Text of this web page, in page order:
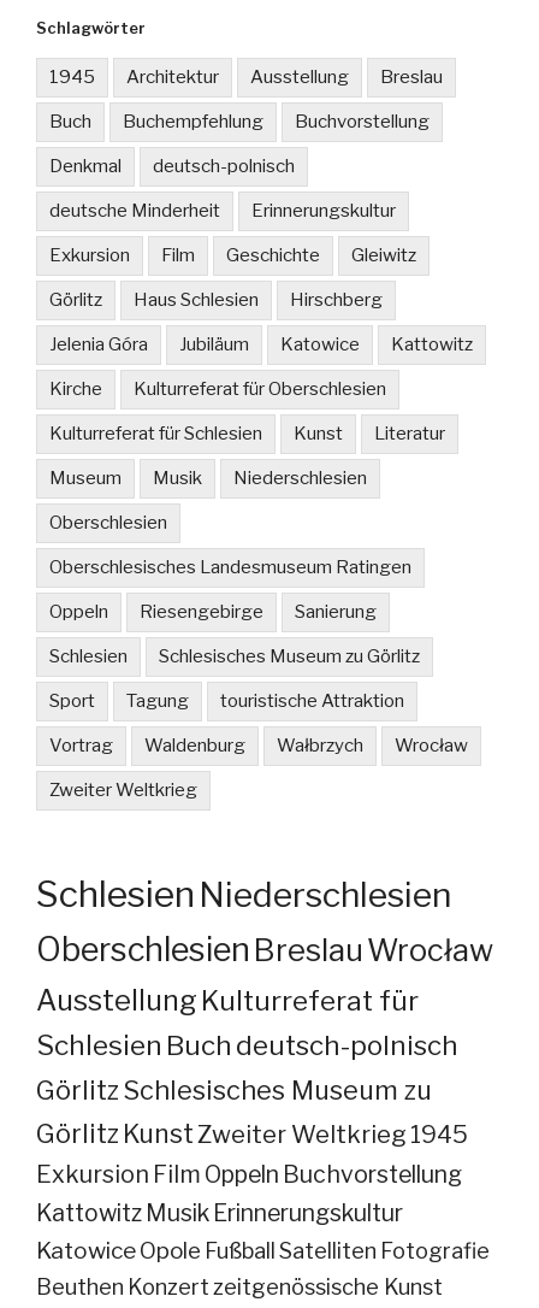
Schlagwörter
1945 Architektur Ausstellung Breslau
Buch Buchempfehlung Buchvorstellung
Denkmal deutsch-polnisch
deutsche Minderheit Erinnerungskultur
Exkursion Film Geschichte Gleiwitz
Görlitz Haus Schlesien Hirschberg
Jelenia Góra Jubiläum Katowice Kattowitz
Kirche Kulturreferat für Oberschlesien
Kulturreferat für Schlesien Kunst Literatur
Museum Musik Niederschlesien
Oberschlesien
Oberschlesisches Landesmuseum Ratingen
Oppeln Riesengebirge Sanierung
Schlesien Schlesisches Museum zu Görlitz
Sport Tagung touristische Attraktion
Vortrag Waldenburg Wałbrzych Wrocław
Zweiter Weltkrieg
Schlesien Niederschlesien
Oberschlesien Breslau Wrocław
Ausstellung Kulturreferat für
Schlesien Buch deutsch-polnisch
GörlitzSchlesisches Museum zu
Görlitz KunstZweiter Weltkrieg 1945
Exkursion Film Oppeln Buchvorstellung
Kattowitz Musik Erinnerungskultur
KatowiceOpole FußballSatelliten Fotografie
Beuthen Konzertzeitgenössische Kunst